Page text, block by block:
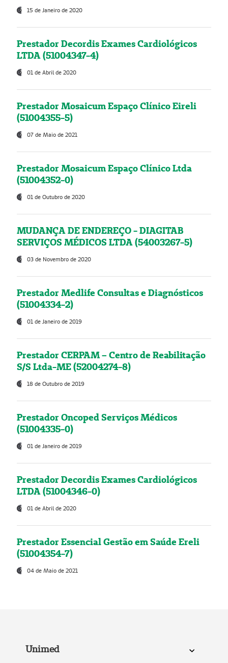
15 de Janeiro de 2020
Prestador Decordis Exames Cardiológicos
LTDA (51004347-4)
01 de Abril de 2020
Prestador Mosaicum Espaço Clínico Eireli
(51004355-5)
07 de Maio de 2021
Prestador Mosaicum Espaço Clínico Ltda
(51004352-0)
01 de Outubro de 2020
MUDANÇA DE ENDEREÇO - DIAGITAB
SERVIÇOS MÉDICOS LTDA (54003267-5)
03 de Novembro de 2020
Prestador Medlife Consultas e Diagnósticos
(51004334-2)
01 de Janeiro de 2019
Prestador CERPAM – Centro de Reabilitação
S/S Ltda-ME (52004274-8)
18 de Outubro de 2019
Prestador Oncoped Serviços Médicos
(51004335-0)
01 de Janeiro de 2019
Prestador Decordis Exames Cardiológicos
LTDA (51004346-0)
01 de Abril de 2020
Prestador Essencial Gestão em Saúde Ereli
(51004354-7)
04 de Maio de 2021
Unimed